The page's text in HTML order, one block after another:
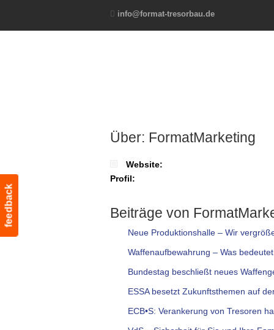
feedback
info@format-tresorbau.de
Über: FormatMarketing
Website:
Profil:
Beiträge von
Neue Produktionshalle – Wir
Waffenaufbewahrung – Was
Bundestag beschließt neues
ESSA besetzt Zukunftsthemen auf
ECB•S: Verankerung von Tresoren